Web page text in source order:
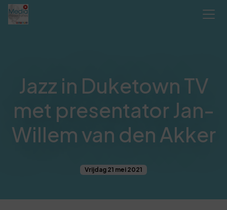
Jazz in Duketown TV
met presentator Jan-
Willem van den Akker
Vrijdag 21 mei 2021